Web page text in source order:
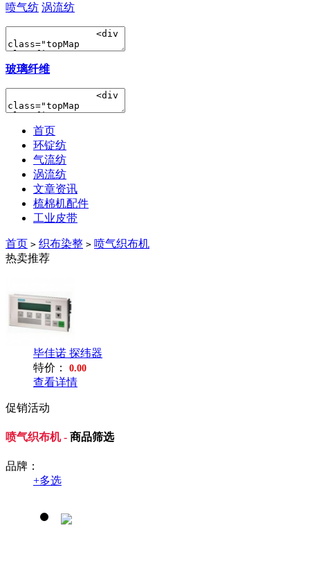
喷气纺 涡流纺
玻璃纤维
首页
环锭纺
气流纺
涡流纺
文章资讯
梳棉机配件
工业皮带
首页 > 织布染整 > 喷气织布机
热卖推荐
毕佳诺 探纬器
特价：
0.00
查看详情
促销活动
喷气织布机 - 商品筛选
品牌：
+多选